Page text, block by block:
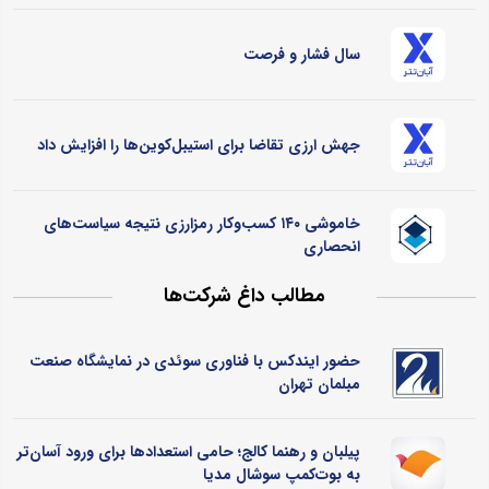
سال فشار و فرصت
جهش ارزی تقاضا برای استیبل‌کوین‌ها را افزایش داد
خاموشی ۱۴۰ کسب‌وکار رمزارزی نتیجه سیاست‌های
انحصاری
مطالب داغ شرکت‌ها
حضور ایندکس با فناوری سوئدی در نمایشگاه صنعت
مبلمان تهران
پیلبان و رهنما کالج؛ حامی استعدادها برای ورود آسان‌تر
به بوت‌کمپ سوشال مدیا